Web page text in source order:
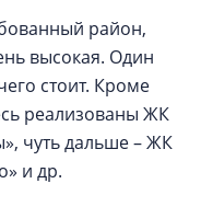
район,
высокая. Один
стоит. Кроме
реализованы ЖК
чуть дальше – ЖК
и др.